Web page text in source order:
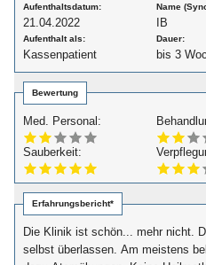
Aufenthaltsdatum:
21.04.2022
Name
IB
Aufenthalt als:
Kassenpatient
Dauer:
bis 3
Bewertung
Med. Personal:
Sauberkeit:
Erfahrungsbericht*
Die Klinik ist schön... mehr nicht.
selbst überlassen. Am meistens